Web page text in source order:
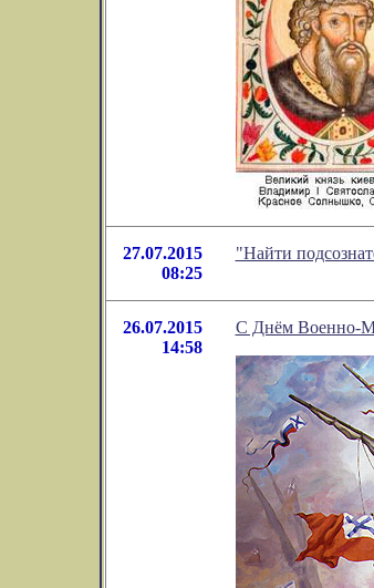
27.07.2015
08:25
"Найти
26.07.2015
14:58
С Днём Военно-